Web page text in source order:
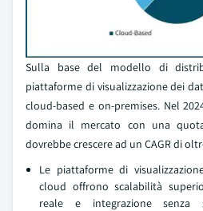
Sulla base del modello di
piattaforme di visualizzazione dei
cloud-based e on-premises. Nel
domina il mercato con una
dovrebbe crescere ad un CAGR di
Le piattaforme di
cloud offrono scalabilità
reale e integrazione senza